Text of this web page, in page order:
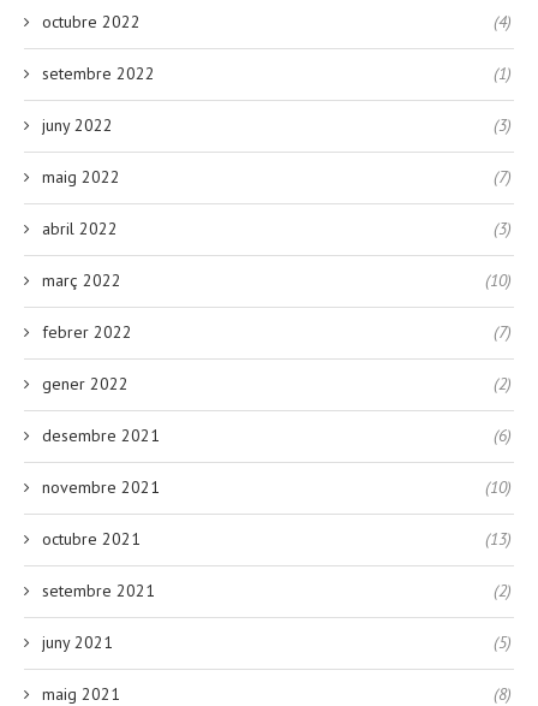
octubre 2022 (4)
setembre 2022 (1)
juny 2022 (3)
maig 2022 (7)
abril 2022 (3)
març 2022 (10)
febrer 2022 (7)
gener 2022 (2)
desembre 2021 (6)
novembre 2021 (10)
octubre 2021 (13)
setembre 2021 (2)
juny 2021 (5)
maig 2021 (8)